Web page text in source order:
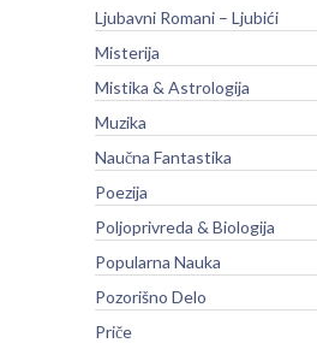
Ljubavni Romani – Ljubići
Misterija
Mistika & Astrologija
Muzika
Naučna Fantastika
Poezija
Poljoprivreda & Biologija
Popularna Nauka
Pozorišno Delo
Priče